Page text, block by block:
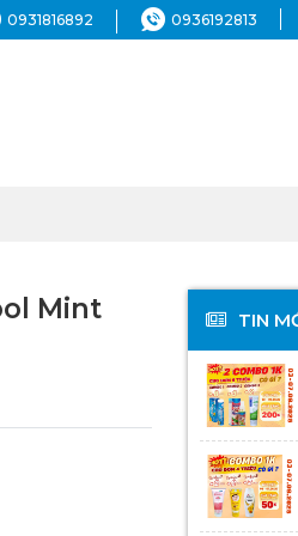
0931816892 0936192813
Mint
TIN